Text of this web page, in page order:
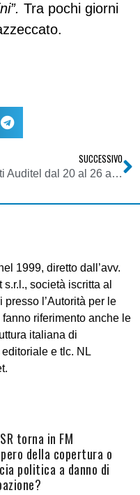
Tra pochi giorni
SUCCESSIVO
Dati Auditel dal 20 al 26 aprile 2009: la fiction parla italiano, anzi romano
1999, diretto dall’avv.
società iscritta al
l’Autorità per le
riferimento anche le
italiana di
e tlc. NL
torna in FM
della copertura o
politica a danno di